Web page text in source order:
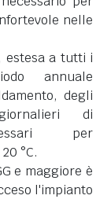
nelle
estesa a tutti i
annuale
degli
di
per
°C.
e maggiore è
l'impianto